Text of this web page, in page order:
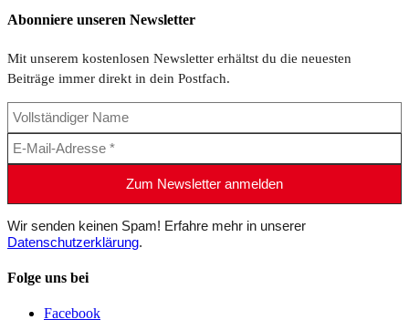
Abonniere unseren Newsletter
Mit unserem kostenlosen Newsletter erhältst du die neuesten
Beiträge immer direkt in dein Postfach.
Wir senden keinen Spam! Erfahre mehr in unserer
Datenschutzerklärung.
Folge uns bei
Facebook